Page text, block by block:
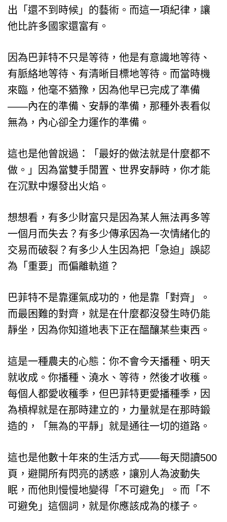
出「還不到時候」的藝術。而這一項紀律，讓
他比許多國家還富有。
因為巴菲特不只是等待，他是有意識地等待、
有脈絡地等待、有清晰目標地等待。而當時機
來臨，他毫不猶豫，因為他早已完成了準備
——內在的準備、安靜的準備，那種外表看似
無為，內心卻全力運作的準備。
這也是他曾說過：「最好的做法就是什麼都不
做。」因為當雙手閒置、世界安靜時，你才能
在沉默中爆發出火焰。
想想看，有多少財富只是因為某人無法再多等
一個月而失去？有多少傳承因為一次情緒化的
交易而破裂？有多少人生因為把「急迫」誤認
為「重要」而偏離軌道？
巴菲特不是靠運氣成功的，他是靠「對齊」。
而最困難的對齊，就是在什麼都沒發生時仍能
靜坐，因為你知道地表下正在醞釀某些東西。
這是一種農夫的心態：你不會今天播種、明天
就收成。你播種、澆水、等待，然後才收穫。
每個人都愛收穫季，但巴菲特更愛播種季，因
為槓桿就是在那時建立的，力量就是在那時鍛
造的，「無為的平靜」就是通往一切的道路。
這也是他數十年來的生活方式——每天閱讀500
頁，避開所有閃亮的誘惑，讓別人為波動失
眠，而他則慢慢地變得「不可避免」。而「不
可避免」這個詞，就是你應該成為的樣子。